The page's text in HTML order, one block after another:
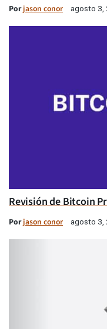
Porjason conor agosto 3,
Revisión de Bitcoin
Porjason conor agosto 3,